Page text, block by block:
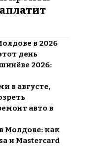
в 2026
день
2026:
в августе,
авто в
Молдове: как
и Mastercard